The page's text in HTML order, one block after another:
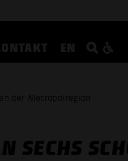
EN
der Metropol­region
SECHS